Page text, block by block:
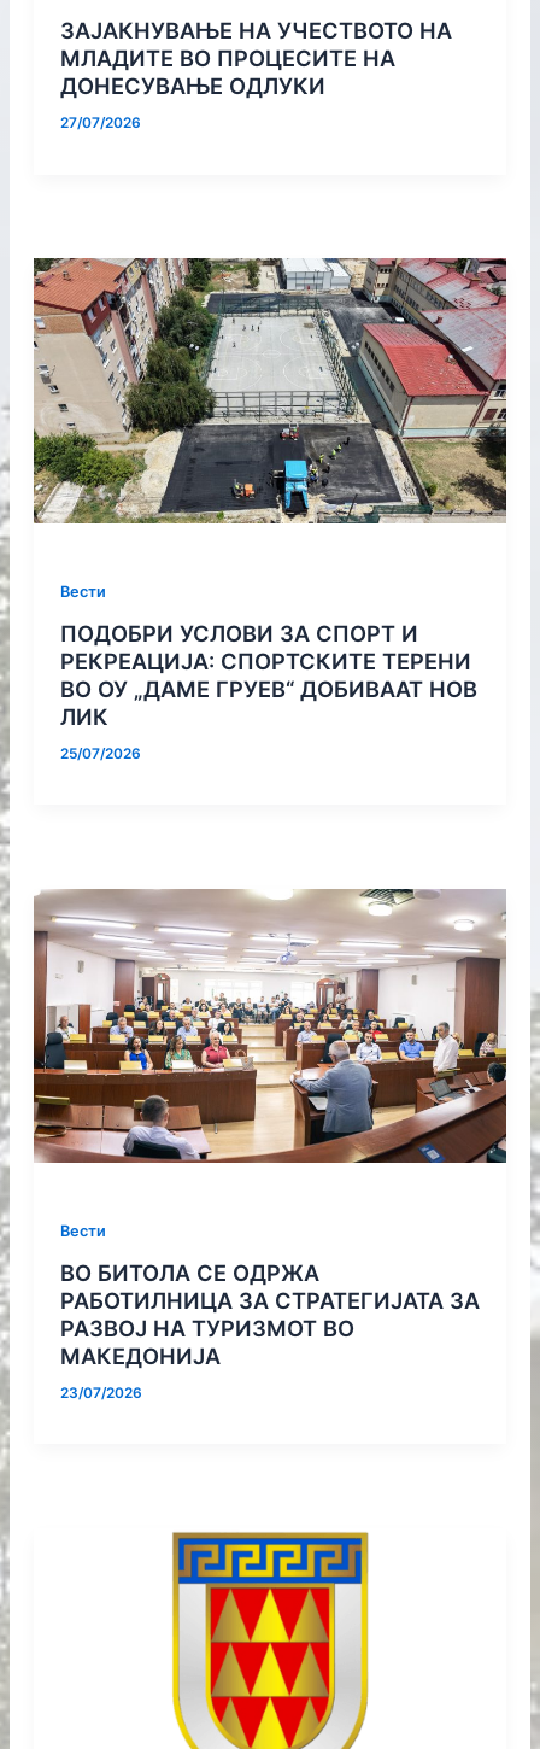
ЗАЈАКНУВАЊЕ НА УЧЕСТВОТО НА
МЛАДИТЕ ВО ПРОЦЕСИТЕ НА
ДОНЕСУВАЊЕ ОДЛУКИ
27/07/2026
Вести
ПОДОБРИ УСЛОВИ ЗА СПОРТ И
РЕКРЕАЦИЈА: СПОРТСКИТЕ ТЕРЕНИ
ВО ОУ „ДАМЕ ГРУЕВ“ ДОБИВААТ НОВ
ЛИК
25/07/2026
Вести
ВО БИТОЛА СЕ ОДРЖА
РАБОТИЛНИЦА ЗА СТРАТЕГИЈАТА ЗА
РАЗВОЈ НА ТУРИЗМОТ ВО
МАКЕДОНИЈА
23/07/2026